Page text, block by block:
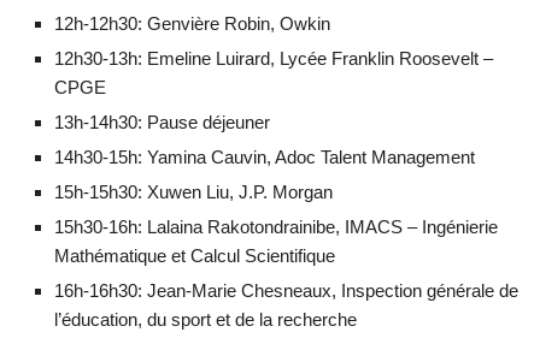
12h-12h30: Genvière Robin, Owkin
12h30-13h: Emeline Luirard, Lycée Franklin Roosevelt –
CPGE
13h-14h30: Pause déjeuner
14h30-15h: Yamina Cauvin, Adoc Talent Management
15h-15h30: Xuwen Liu, J.P. Morgan
15h30-16h: Lalaina Rakotondrainibe, IMACS – Ingénierie
Mathématique et Calcul Scientifique
16h-16h30: Jean-Marie Chesneaux, Inspection générale de
l’éducation, du sport et de la recherche